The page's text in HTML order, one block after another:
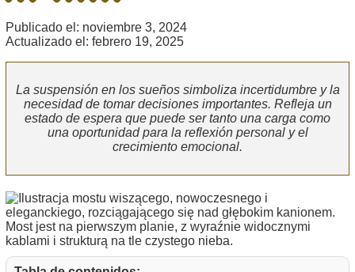
Publicado el: noviembre 3, 2024
Actualizado el: febrero 19, 2025
La suspensión en los sueños simboliza incertidumbre y la
necesidad de tomar decisiones importantes. Refleja un
estado de espera que puede ser tanto una carga como
una oportunidad para la reflexión personal y el
crecimiento emocional.